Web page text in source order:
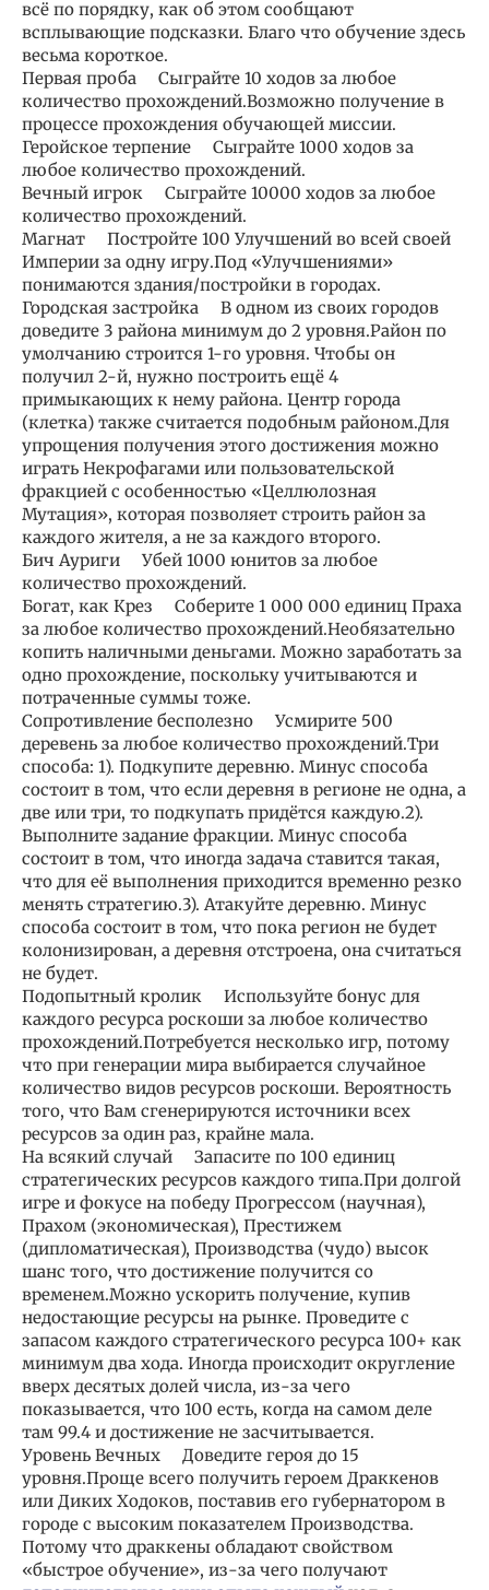
всё по порядку, как об этом сообщают
всплывающие подсказки. Благо что обучение здесь
весьма короткое.
Первая проба Сыграйте 10 ходов за любое
количество прохождений.Возможно получение в
процессе прохождения обучающей миссии.
Геройское терпение Сыграйте 1000 ходов за
любое количество прохождений.
Вечный игрок Сыграйте 10000 ходов за любое
количество прохождений.
Магнат Постройте 100 Улучшений во всей своей
Империи за одну игру.Под «Улучшениями»
понимаются здания/постройки в городах.
Городская застройка В одном из своих городов
доведите 3 района минимум до 2 уровня.Район по
умолчанию строится 1-го уровня. Чтобы он
получил 2-й, нужно построить ещё 4
примыкающих к нему района. Центр города
(клетка) также считается подобным районом.Для
упрощения получения этого достижения можно
играть Некрофагами или пользовательской
фракцией с особенностью «Целлюлозная
Мутация», которая позволяет строить район за
каждого жителя, а не за каждого второго.
Бич Ауриги Убей 1000 юнитов за любое
количество прохождений.
Богат, как Крез Соберите 1 000 000 единиц Праха
за любое количество прохождений.Необязательно
копить наличными деньгами. Можно заработать за
одно прохождение, поскольку учитываются и
потраченные суммы тоже.
Сопротивление бесполезно Усмирите 500
деревень за любое количество прохождений.Три
способа: 1). Подкупите деревню. Минус способа
состоит в том, что если деревня в регионе не одна, а
две или три, то подкупать придётся каждую.2).
Выполните задание фракции. Минус способа
состоит в том, что иногда задача ставится такая,
что для её выполнения приходится временно резко
менять стратегию.3). Атакуйте деревню. Минус
способа состоит в том, что пока регион не будет
колонизирован, а деревня отстроена, она считаться
не будет.
Подопытный кролик Используйте бонус для
каждого ресурса роскоши за любое количество
прохождений.Потребуется несколько игр, потому
что при генерации мира выбирается случайное
количество видов ресурсов роскоши. Вероятность
того, что Вам сгенерируются источники всех
ресурсов за один раз, крайне мала.
На всякий случай Запасите по 100 единиц
стратегических ресурсов каждого типа.При долгой
игре и фокусе на победу Прогрессом (научная),
Прахом (экономическая), Престижем
(дипломатическая), Производства (чудо) высок
шанс того, что достижение получится со
временем.Можно ускорить получение, купив
недостающие ресурсы на рынке. Проведите с
запасом каждого стратегического ресурса 100+ как
минимум два хода. Иногда происходит округление
вверх десятых долей числа, из-за чего
показывается, что 100 есть, когда на самом деле
там 99.4 и достижение не засчитывается.
Уровень Вечных Доведите героя до 15
уровня.Проще всего получить героем Драккенов
или Диких Ходоков, поставив его губернатором в
городе с высоким показателем Производства.
Потому что драккены обладают свойством
«быстрое обучение», из-за чего получают